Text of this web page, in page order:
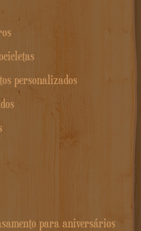
personalizados
para aniversários